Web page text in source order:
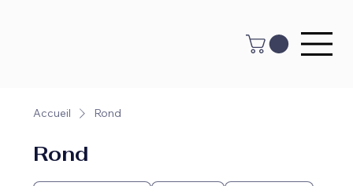
Accueil Rond
Rond